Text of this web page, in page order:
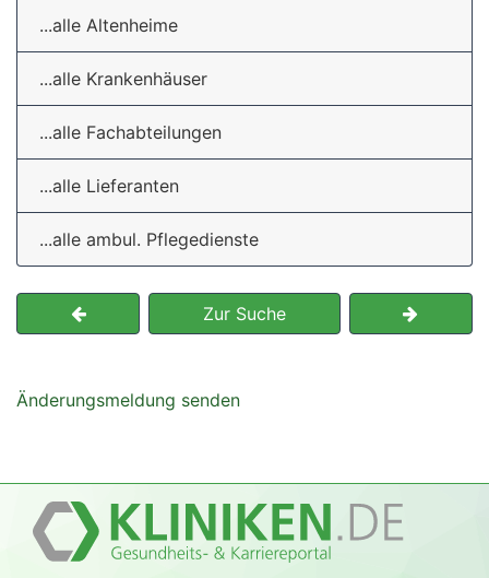
...alle Altenheime
...alle Krankenhäuser
...alle Fachabteilungen
...alle Lieferanten
...alle ambul. Pflegedienste
Zur Suche
Änderungsmeldung senden